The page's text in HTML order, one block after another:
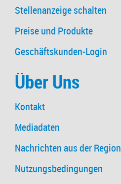
Stellenanzeige schalten
Preise und Produkte
Geschäftskunden-Login
Über Uns
Kontakt
Mediadaten
Nachrichten aus der Region
Nutzungsbedingungen